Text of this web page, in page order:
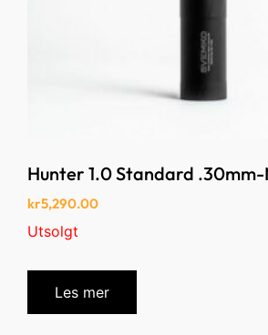
Hunter 1.0 Standard .30mm-
kr5,290.00
Utsolgt
Les mer